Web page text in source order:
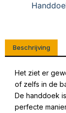
Beschrijving
Het ziet er
of zelfs in de
De handdoek
perfecte